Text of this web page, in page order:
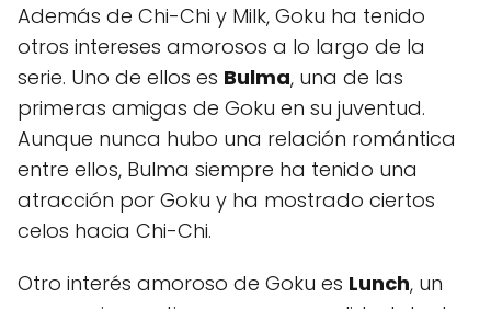
Además de Chi-Chi y Milk, Goku ha tenido
otros intereses amorosos a lo largo de la
serie. Uno de ellos es Bulma, una de las
primeras amigas de Goku en su juventud.
Aunque nunca hubo una relación romántica
entre ellos, Bulma siempre ha tenido una
atracción por Goku y ha mostrado ciertos
celos hacia Chi-Chi.
Otro interés amoroso de Goku es Lunch, un